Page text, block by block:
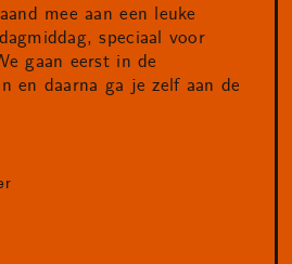
mee aan een leuke
speciaal voor
gaan eerst in de
en daarna ga je zelf aan de